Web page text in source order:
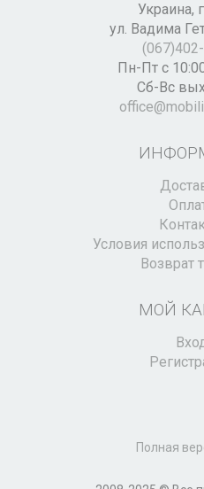
Украина,
ул. Вадима
Пн-Пт с
Сб-Вс
Условия
Возврат
МОЙ
Полная